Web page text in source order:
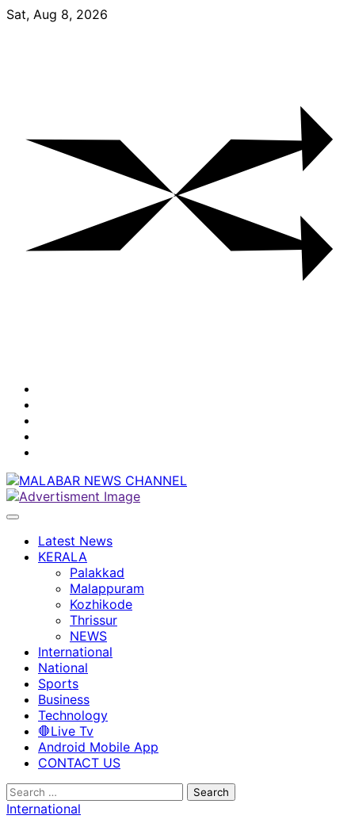
Skip
Sat, Aug 8, 2026
Latest News
KERALA
Palakkad
Malappuram
Kozhikode
Thrissur
NEWS
International
National
Sports
Business
Technology
🛑Live Tv
Android Mobile App
CONTACT US
Search
for:
International